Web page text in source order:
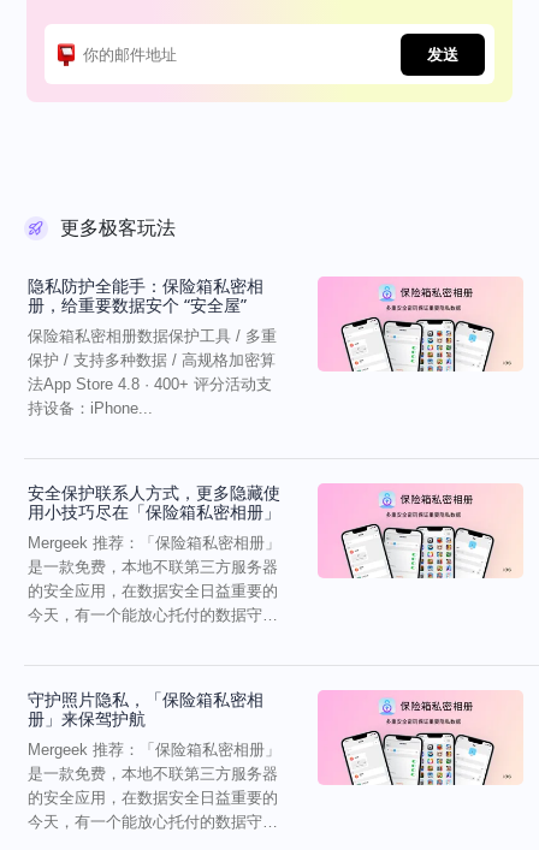
发送
更多极客玩法
隐私防护全能手：保险箱私密相
册，给重要数据安个 “安全屋”
保险箱私密相册数据保护工具 / 多重
保护 / 支持多种数据 / 高规格加密算
法App Store 4.8 · 400+ 评分活动支
持设备：iPhone...
安全保护联系人方式，更多隐藏使
用小技巧尽在「保险箱私密相册」
Mergeek 推荐：「保险箱私密相册」
是一款免费，本地不联第三方服务器
的安全应用，在数据安全日益重要的
今天，有一个能放心托付的数据守
守护照片隐私，「保险箱私密相
册」来保驾护航
Mergeek 推荐：「保险箱私密相册」
是一款免费，本地不联第三方服务器
的安全应用，在数据安全日益重要的
今天，有一个能放心托付的数据守